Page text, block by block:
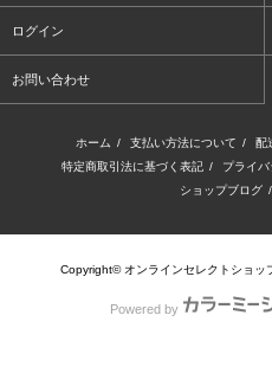
ログイン
お問い合わせ
ホーム / 支払い方法について / 配
特定商取引法に基づく表記 / プライ
ショップブログ /
Copyright© オンラインセレクトショッ
Powered by